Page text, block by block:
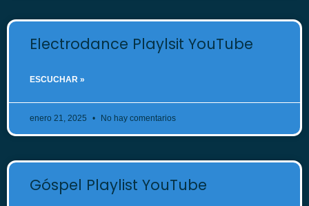
Electrodance Playlsit YouTube
ESCUCHAR »
enero 21, 2025 No hay comentarios
Góspel Playlist YouTube